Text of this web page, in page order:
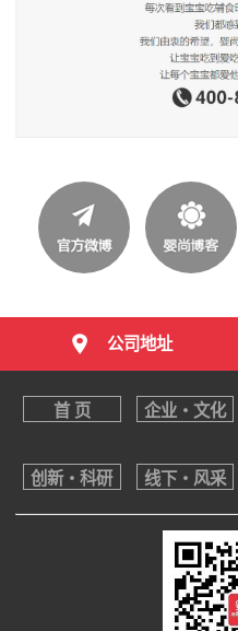
公司地址
首 页 企业・文化
创新・科研 线下・风采